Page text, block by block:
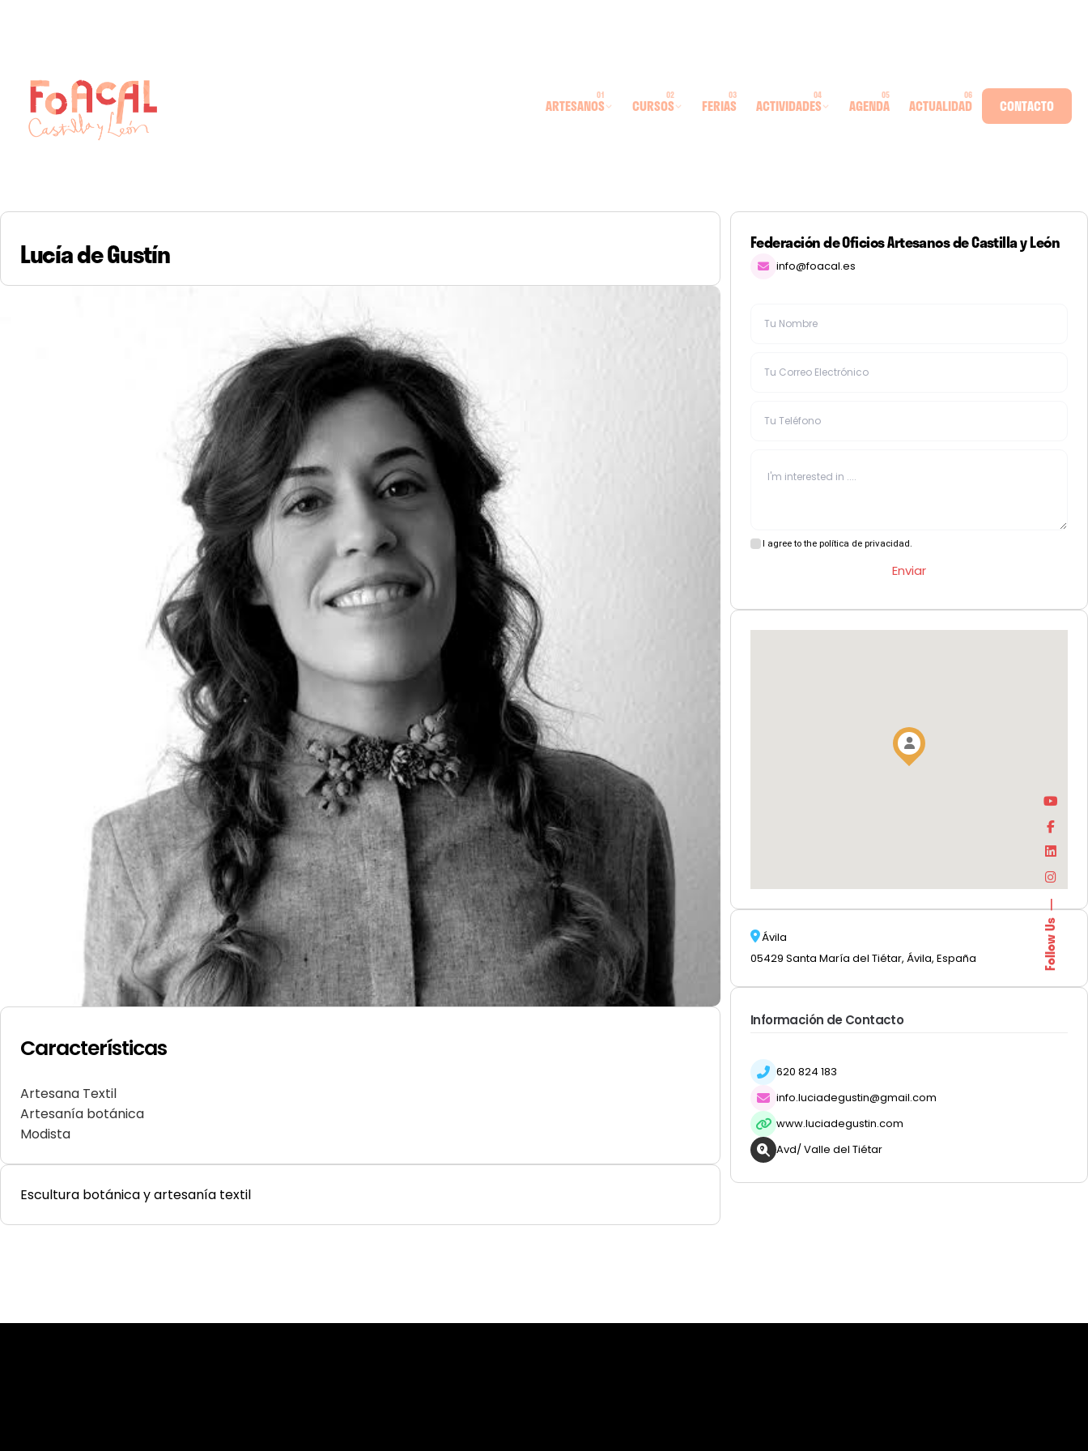
Follow Us
ARTESANOS CURSOS FERIAS ACTIVIDADES AGENDA ACTUALIDAD CONTACTO
Lucía de Gustín
Características
Artesana Textil
Artesanía botánica
Modista
Escultura botánica y artesanía textil
Federación de Oficios Artesanos de Castilla y León
info@foacal.es
I agree to the política de privacidad.
Enviar
Ávila
05429 Santa María del Tiétar, Ávila, España
Información de Contacto
620 824 183
info.luciadegustin@gmail.com
www.luciadegustin.com
Avd/ Valle del Tiétar